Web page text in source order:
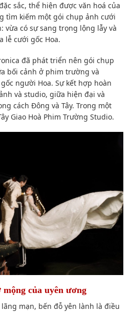
sắc, thể hiện được văn hoá của
tìm kiếm một gói chụp ảnh cưới
vừa có sự sang trọng lộng lẫy và
lễ cưới gốc Hoa.
đã phát triển nên gói chụp
bối cảnh ở phim trường và
người Hoa. Sự kết hợp hoàn
và studio, giữa hiện đại và
cách Đông và Tây. Trong một
Giao Hoà Phim Trường Studio.
của uyên ương
mạn, bến đỗ yên lành là điều